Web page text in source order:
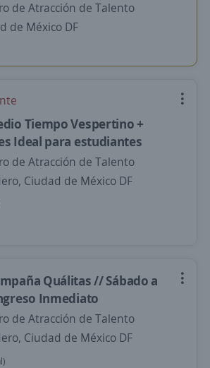
de Atracción de Talento
de México DF
Tiempo Vespertino +
Ideal para estudiantes
de Atracción de Talento
Ciudad de México DF
Quálitas // Sábado a
Inmediato
de Atracción de Talento
Ciudad de México DF